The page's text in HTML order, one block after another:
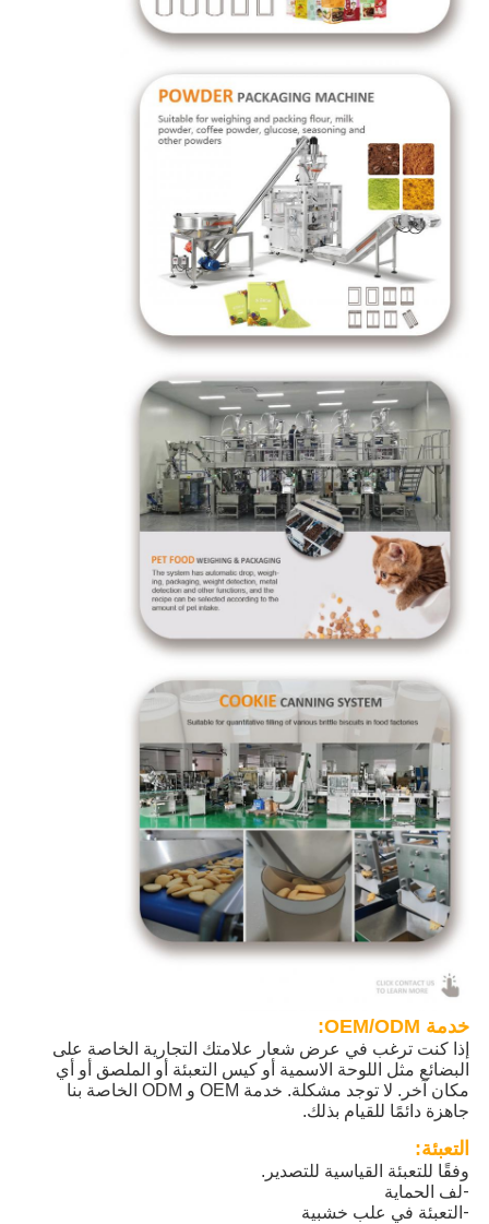
خدمة OEM/ODM:
إذا كنت ترغب في عرض شعار علامتك التجارية الخاصة على
البضائع مثل اللوحة الاسمية أو كيس التعبئة أو الملصق أو أي
مكان آخر. لا توجد مشكلة. خدمة OEM و ODM الخاصة بنا
جاهزة دائمًا للقيام بذلك.
التعبئة:
وفقًا للتعبئة القياسية للتصدير.
-لف الحماية
-التعبئة في علب خشبية